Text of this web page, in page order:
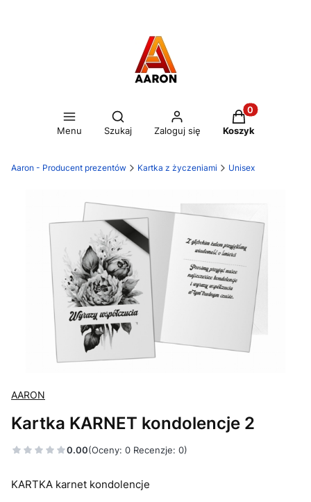
Menu
Otwórz wyszukiwarkę
Szukaj Zaloguj się
Produkty w
Koszyk
Aaron - Producent prezentów Kartka z życzeniami Unisex
AARON
Kartka KARNET kondolencje 2
0.00(Oceny: 0 Recenzje: 0)
KARTKA karnet kondolencje